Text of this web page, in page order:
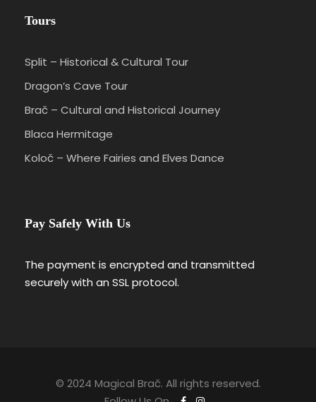
Tours
Split – Historical & Cultural Tour
Dragon’s Cave Tour
Brač – Cultural and Historical Journey
Blaca Hermitage
Koloč – Where Fairies and Elves Dance
Pay Safely With Us
The payment is encrypted and transmitted
securely with an SSL protocol.
© 2024 Magical Brač. All rights reserved.